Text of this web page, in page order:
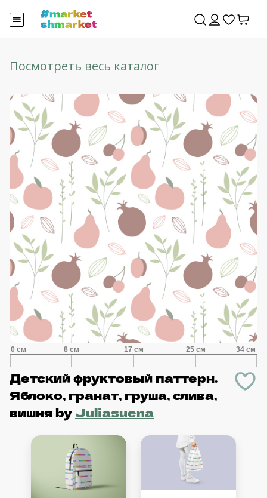
Посмотреть весь каталог
Детский фруктовый паттерн.
Яблоко, гранат, груша, слива,
вишня by Juliasuena